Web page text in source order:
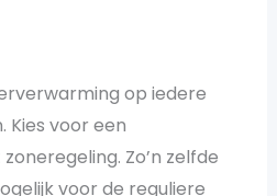
op iedere
voor een
Zo’n zelfde
voor de reguliere